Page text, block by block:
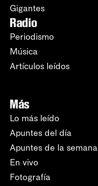
Gigantes
Radio
Periodismo
Música
Artículos leídos
Más
Lo más leído
Apuntes del día
Apuntes de la semana
En vivo
Fotografía